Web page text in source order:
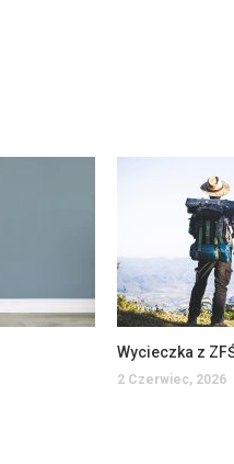
Wycieczka z
2 Czerwiec, 2026